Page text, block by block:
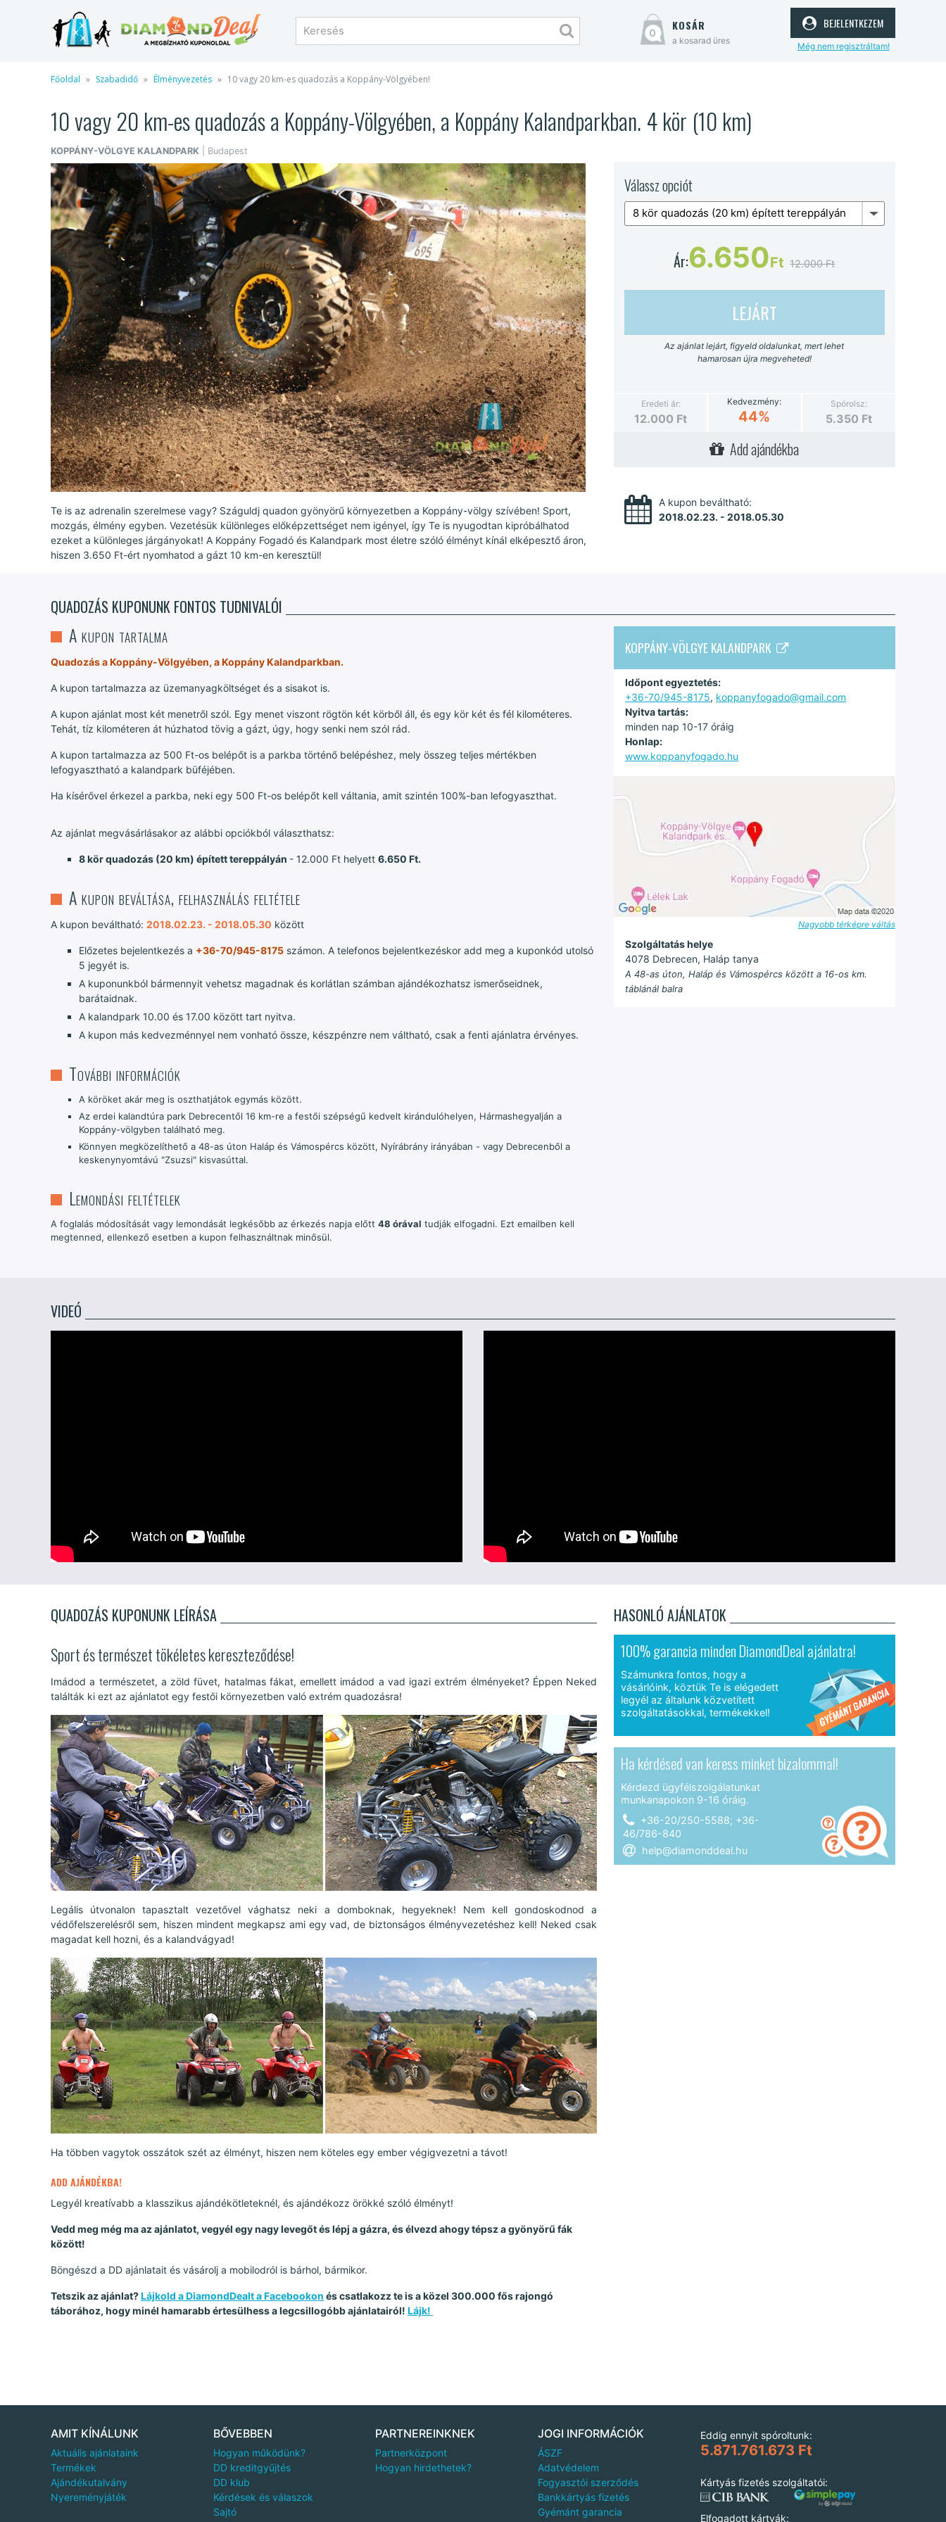
0 kosár
a kosarad üres
bejelentkezem
Még nem regisztráltam!
Főoldal Szabadidő Élményvezetés 10 vagy 20 km-es quadozás a Koppány-Völgyében!
10 vagy 20 km-es quadozás a Koppány-Völgyében, a Koppány Kalandparkban. 4 kör (10 km)
KOPPÁNY-VÖLGYE KALANDPARK | Budapest
Te is az adrenalin szerelmese vagy? Száguldj quadon gyönyörű környezetben a Koppány-völgy szívében! Sport,
mozgás, élmény egyben. Vezetésük különleges előképzettséget nem igényel, így Te is nyugodtan kipróbálhatod
ezeket a különleges járgányokat! A Koppány Fogadó és Kalandpark most életre szóló élményt kínál elképesztő áron,
hiszen 3.650 Ft-ért nyomhatod a gázt 10 km-en keresztül!
Válassz opciót
8 kör quadozás (20 km) épített tereppályán
Ár:6.650Ft 12.000 Ft
LEJÁRT
Az ajánlat lejárt, figyeld oldalunkat, mert lehet
hamarosan újra megveheted!
Eredeti ár:
12.000 Ft
Kedvezmény:
44%
Spórolsz:
5.350 Ft
Add ajándékba
A kupon beváltható:
2018.02.23. - 2018.05.30
QUADOZÁS KUPONUNK FONTOS TUDNIVALÓI
A kupon tartalma
Quadozás a Koppány-Völgyében, a Koppány Kalandparkban.
A kupon tartalmazza az üzemanyagköltséget és a sisakot is.
A kupon ajánlat most két menetről szól. Egy menet viszont rögtön két körből áll, és egy kör két és fél kilométeres.
Tehát, tíz kilométeren át húzhatod tövig a gázt, úgy, hogy senki nem szól rád.
A kupon tartalmazza az 500 Ft-os belépőt is a parkba történő belépéshez, mely összeg teljes mértékben
lefogyasztható a kalandpark büféjében.
Ha kísérővel érkezel a parkba, neki egy 500 Ft-os belépőt kell váltania, amit szintén 100%-ban lefogyaszthat.
Az ajánlat megvásárlásakor az alábbi opciókból választhatsz:
8 kör quadozás (20 km) épített tereppályán - 12.000 Ft helyett 6.650 Ft.
A kupon beváltása, felhasználás feltétele
A kupon beváltható: 2018.02.23. - 2018.05.30 között
Előzetes bejelentkezés a +36-70/945-8175 számon. A telefonos bejelentkezéskor add meg a kuponkód utolsó
5 jegyét is.
A kuponunkból bármennyit vehetsz magadnak és korlátlan számban ajándékozhatsz ismerőseidnek,
barátaidnak.
A kalandpark 10.00 és 17.00 között tart nyitva.
A kupon más kedvezménnyel nem vonható össze, készpénzre nem váltható, csak a fenti ajánlatra érvényes.
További információk
A köröket akár meg is oszthatjátok egymás között.
Az erdei kalandtúra park Debrecentől 16 km-re a festői szépségű kedvelt kirándulóhelyen, Hármashegyalján a
Koppány-völgyben található meg.
Könnyen megközelíthető a 48-as úton Haláp és Vámospércs között, Nyírábrány irányában - vagy Debrecenből a
keskenynyomtávú "Zsuzsi" kisvasúttal.
Lemondási feltételek
A foglalás módosítását vagy lemondását legkésőbb az érkezés napja előtt 48 órával tudják elfogadni. Ezt emailben kell
megtenned, ellenkező esetben a kupon felhasználtnak minősül.
KOPPÁNY-VÖLGYE KALANDPARK
Időpont egyeztetés:
+36-70/945-8175, koppanyfogado@gmail.com
Nyitva tartás:
minden nap 10-17 óráig
Honlap:
www.koppanyfogado.hu
Nagyobb térképre váltás
Szolgáltatás helye
4078 Debrecen, Haláp tanya
A 48-as úton, Haláp és Vámospércs között a 16-os km.
táblánál balra
VIDEÓ
QUADOZÁS KUPONUNK LEÍRÁSA
Sport és természet tökéletes kereszteződése!
Imádod a természetet, a zöld füvet, hatalmas fákat, emellett imádod a vad igazi extrém élményeket? Éppen Neked
találták ki ezt az ajánlatot egy festői környezetben való extrém quadozásra!
Legális útvonalon tapasztalt vezetővel vághatsz neki a domboknak, hegyeknek! Nem kell gondoskodnod a
védőfelszerelésről sem, hiszen mindent megkapsz ami egy vad, de biztonságos élményvezetéshez kell! Neked csak
magadat kell hozni, és a kalandvágyad!
Ha többen vagytok osszátok szét az élményt, hiszen nem köteles egy ember végigvezetni a távot!
ADD AJÁNDÉKBA!
Legyél kreatívabb a klasszikus ajándékötleteknél, és ajándékozz örökké szóló élményt!
Vedd meg még ma az ajánlatot, vegyél egy nagy levegőt és lépj a gázra, és élvezd ahogy tépsz a gyönyörű fák
között!
Böngészd a DD ajánlatait és vásárolj a mobilodról is bárhol, bármikor.
Tetszik az ajánlat?Lájkold a DiamondDealt a Facebookon és csatlakozz te is a közel 300.000 fős rajongó
táborához, hogy minél hamarabb értesülhess a legcsillogóbb ajánlatairól! Lájk!
HASONLÓ AJÁNLATOK
100% garancia minden DiamondDeal ajánlatra!
Számunkra fontos, hogy a
vásárlóink, köztük Te is elégedett
legyél az általunk közvetített
szolgáltatásokkal, termékekkel!
Ha kérdésed van keress minket bizalommal!
Kérdezd ügyfélszolgálatunkat
munkanapokon 9-16 óráig.
+36-20/250-5588; +36-
46/786-840
help@diamonddeal.hu
AMIT KÍNÁLUNK
Aktuális ajánlataink
Termékek
Ajándékutalvány
Nyereményjáték
BŐVEBBEN
Hogyan működünk?
DD kreditgyűjtés
DD klub
Kérdések és válaszok
Sajtó
PARTNEREINKNEK
Partnerközpont
Hogyan hirdethetek?
JOGI INFORMÁCIÓK
ÁSZF
Adatvédelem
Fogyasztói szerződés
Bankkártyás fizetés
Gyémánt garancia
Eddig ennyit spóroltunk:
5.871.761.673 Ft
Kártyás fizetés szolgáltatói:
Elfogadott kártyák: